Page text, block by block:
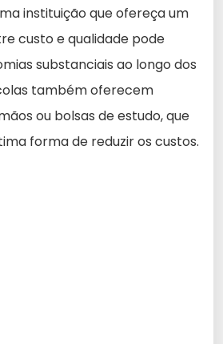
instituição que ofereça um
custo e qualidade pode
substanciais ao longo dos
também oferecem
ou bolsas de estudo, que
forma de reduzir os custos.